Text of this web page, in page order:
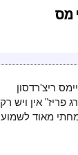
ריצ'רדסון
פריז" אין ויש רק
מאוד לשמוע